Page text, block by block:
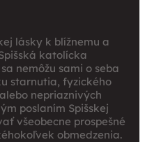
lásky k blížnemu a
katolícka
nemôžu sami o seba
starnutia, fyzického
nepriaznivých
poslaním Spišskej
všeobecne prospešné
obmedzenia.